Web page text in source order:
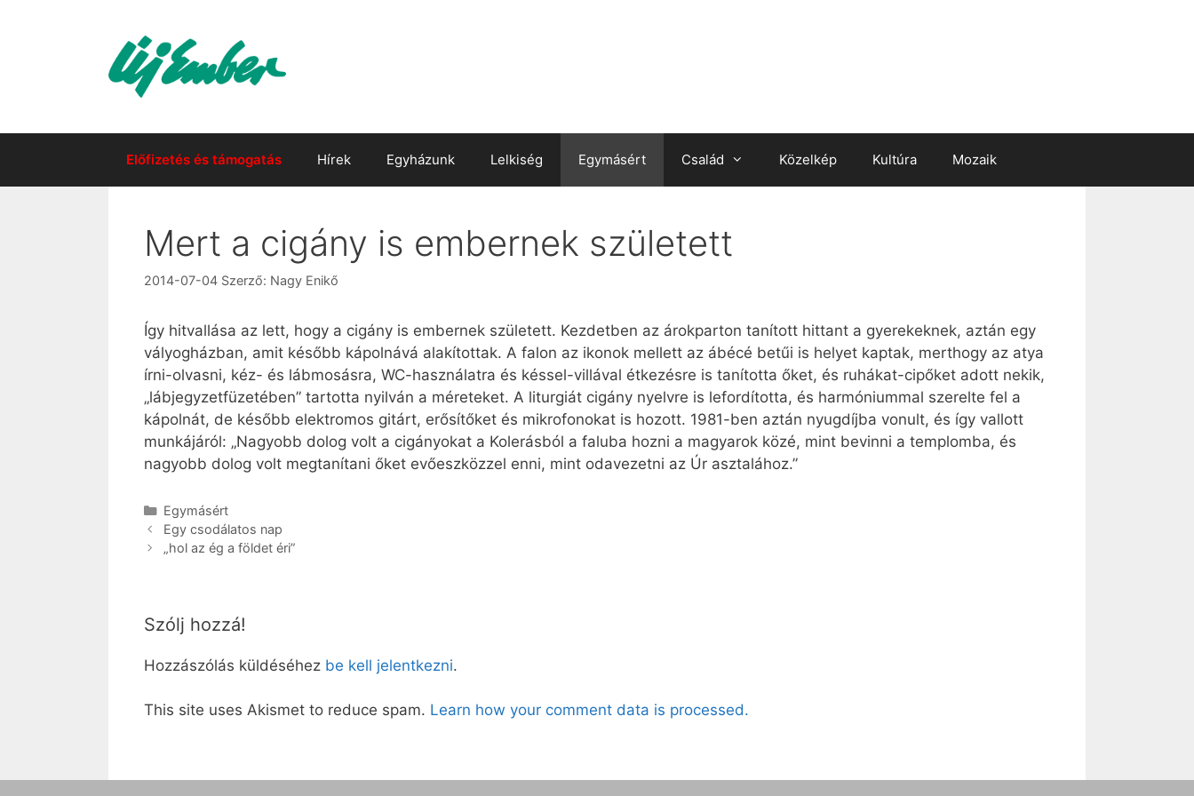
Előfizetés és támogatás Hírek Egyházunk Lelkiség Egymásért Család Közelkép Kultúra Mozaik
Mert a cigány is embernek született
2014-07-04 Szerző: Nagy Enikő
Így hitvallása az lett, hogy a cigány is embernek született. Kezdetben az árokparton tanított hittant a gyerekeknek, aztán egy
vályogházban, amit később kápolnává alakítottak. A falon az ikonok mellett az ábécé betűi is helyet kaptak, merthogy az atya
írni-olvasni, kéz- és lábmosásra, WC-használatra és késsel-villával étkezésre is tanította őket, és ruhákat-cipőket adott nekik,
„lábjegyzetfüzetében” tartotta nyilván a méreteket. A liturgiát cigány nyelvre is lefordította, és harmóniummal szerelte fel a
kápolnát, de később elektromos gitárt, erősítőket és mikrofonokat is hozott. 1981-ben aztán nyugdíjba vonult, és így vallott
munkájáról: „Nagyobb dolog volt a cigányokat a Kolerásból a faluba hozni a magyarok közé, mint bevinni a templomba, és
nagyobb dolog volt megtanítani őket evőeszközzel enni, mint odavezetni az Úr asztalához.”
Kategória
Egymásért
Egy csodálatos nap
„hol az ég a földet éri”
Szólj hozzá!
Hozzászólás küldéséhez be kell jelentkezni.
This site uses Akismet to reduce spam. Learn how your comment data is processed.